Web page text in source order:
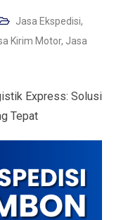
Jasa Ekspedisi,
Kirim Motor, Jasa
Express: Solusi
Tepat